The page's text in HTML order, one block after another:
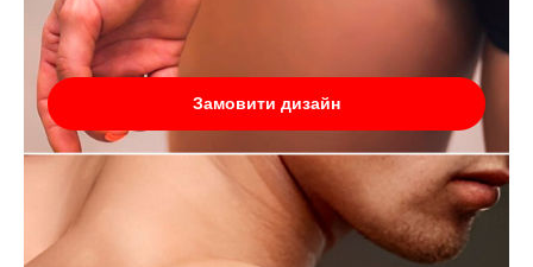
Замовити дизайн